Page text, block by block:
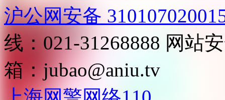
沪公网安备
线：021-31268888 网站
箱： jubao@aniu.tv